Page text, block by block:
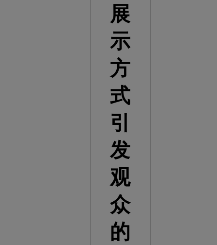
展
示
方
式
引
发
观
众
的